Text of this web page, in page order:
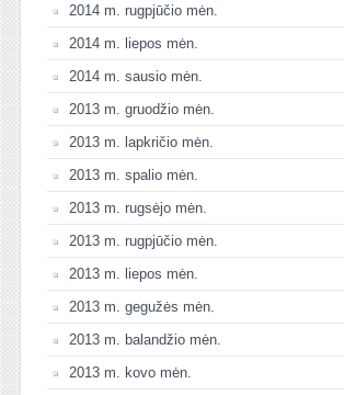
2014 m. rugpjūčio mėn.
2014 m. liepos mėn.
2014 m. sausio mėn.
2013 m. gruodžio mėn.
2013 m. lapkričio mėn.
2013 m. spalio mėn.
2013 m. rugsėjo mėn.
2013 m. rugpjūčio mėn.
2013 m. liepos mėn.
2013 m. gegužės mėn.
2013 m. balandžio mėn.
2013 m. kovo mėn.